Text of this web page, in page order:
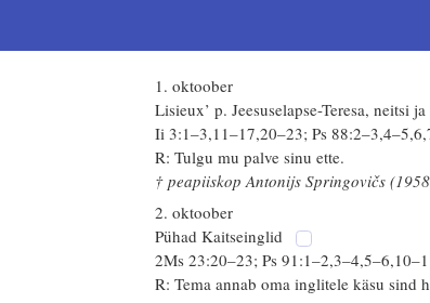
1. oktoober
Lisieux’ p. Jeesuselapse-Teresa, neitsi
Ii 3:1–3,11–17,20–23; Ps
R: Tulgu mu palve sinu ette.
† peapiiskop Antonijs Springovičs
2. oktoober
Pühad Kaitseinglid
2Ms 23:20–23; Ps
R: Tema annab oma inglitele käsu sind